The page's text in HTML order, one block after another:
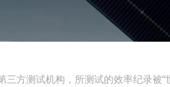
方测试机构，所测试的效率纪录被